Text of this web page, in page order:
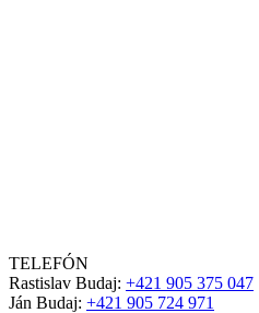
TELEFÓN
Rastislav Budaj: +421 905 375 047
Ján Budaj: +421 905 724 971